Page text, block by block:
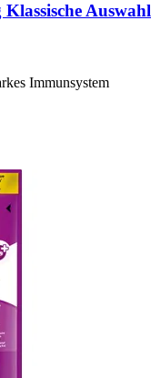
Auswahl
Immunsystem